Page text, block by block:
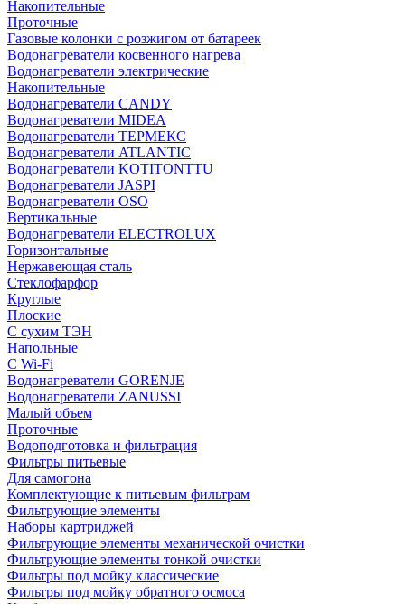
Накопительные
Проточные
Газовые колонки с розжигом от батареек
Водонагреватели косвенного нагрева
Водонагреватели электрические
Накопительные
Водонагреватели CANDY
Водонагреватели MIDEA
Водонагреватели ТЕРМЕКС
Водонагреватели ATLANTIC
Водонагреватели KOTITONTTU
Водонагреватели JASPI
Водонагреватели OSO
Вертикальные
Водонагреватели ELECTROLUX
Горизонтальные
Нержавеющая сталь
Стеклофарфор
Круглые
Плоские
С сухим ТЭН
Напольные
С Wi-Fi
Водонагреватели GORENJE
Водонагреватели ZANUSSI
Малый объем
Проточные
Водоподготовка и фильтрация
Фильтры питьевые
Для самогона
Комплектующие к питьевым фильтрам
Фильтрующие элементы
Наборы картриджей
Фильтрующие элементы механической очистки
Фильтрующие элементы тонкой очистки
Фильтры под мойку классические
Фильтры под мойку обратного осмоса